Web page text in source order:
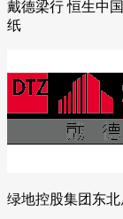
戴德梁行 恒生中
纸
绿地控股集团东